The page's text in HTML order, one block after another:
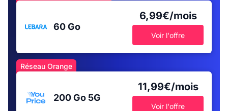
60 Go
6,99€/mois
Voir l'offre
Réseau Orange
200 Go 5G
11,99€/mois
Voir l'offre